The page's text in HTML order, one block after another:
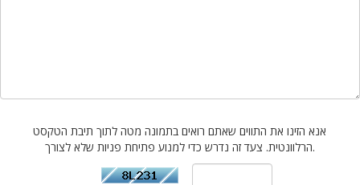
אנא הזינו את התווים שאתם רואים בתמונה מטה לתוך תיבת הטקסט
הרלוונטית. צעד זה נדרש כדי למנוע פתיחת פניות שלא לצורך.